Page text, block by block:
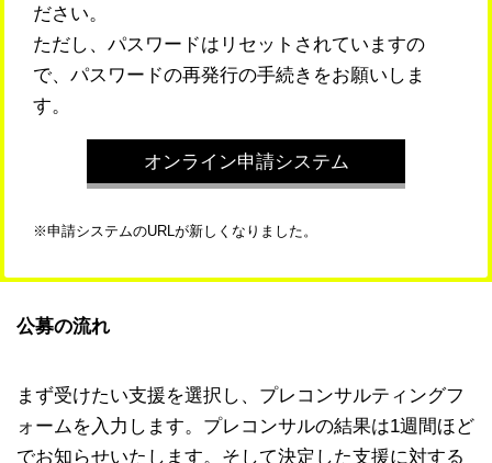
支援機器紹介
Acknowledgements
オンライン申請システムはこちら
2016年度～2024年度 ABiS支援課題一覧
国際連携構築に向けたABiSの活動
リンク集
お問い合わせ
サイトポリシー
Powered by
Translate
ださい。
ただし、パスワードはリセットされていますの
で、パスワードの再発行の手続きをお願いしま
す。
オンライン申請システム
※申請システムのURLが新しくなりました。
公募の流れ
まず受けたい支援を選択し、プレコンサルティングフ
ォームを入力します。プレコンサルの結果は1週間ほど
でお知らせいたします。そして決定した支援に対する